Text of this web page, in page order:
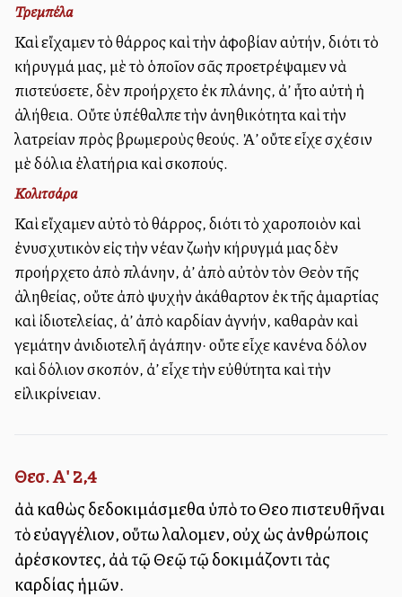
Τρεμπέλα
Καὶ εἴχαμεν τὸ θάρρος καὶ τὴν ἀφοβίαν αὐτήν, διότι τὸ
κήρυγμά μας, μὲ τὸ ὁποῖον σᾶς προετρέψαμεν νὰ
πιστεύσετε, δὲν προήρχετο ἐκ πλάνης, ἀλλ’ ἦτο αὐτὴ ἡ
ἀλήθεια. Οὔτε ὑπέθαλπε τὴν ἀνηθικότητα καὶ τὴν
λατρείαν πρὸς βρωμεροὺς θεούς. Ἀλλ’ οὔτε εἶχε σχέσιν
μὲ δόλια ἐλατήρια καὶ σκοπούς.
Κολιτσάρα
Καὶ εἴχαμεν αὐτὸ τὸ θάρρος, διότι τὸ χαροποιὸν καὶ
ἐνυσχυτικὸν εἰς τὴν νέαν ζωὴν κήρυγμά μας δὲν
προήρχετο ἀπὸ πλάνην, ἀλλ’ ἀπὸ αὐτὸν τὸν Θεὸν τῆς
ἀληθείας, οὔτε ἀπὸ ψυχὴν ἀκάθαρτον ἐκ τῆς ἁμαρτίας
καὶ ἰδιοτελείας, ἀλλ’ ἀπὸ καρδίαν ἁγνήν, καθαρὰν καὶ
γεμάτην ἀνιδιοτελῆ ἀγάπην· οὔτε εἶχε κανένα δόλον
καὶ δόλιον σκοπόν, ἀλλ’ εἶχε τὴν εὐθύτητα καὶ τὴν
εἰλικρίνειαν.
Θεσ. Α' 2,4
ἀλλὰ καθὼς δεδοκιμάσμεθα ὑπὸ τοῦ Θεοῦ πιστευθῆναι
τὸ εὐαγγέλιον, οὕτω λαλοῦμεν, οὐχ ὡς ἀνθρώποις
ἀρέσκοντες, ἀλλὰ τῷ Θεῷ τῷ δοκιμάζοντι τὰς
καρδίας ἡμῶν.